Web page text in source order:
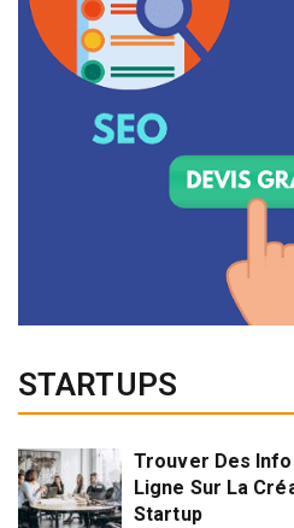
STARTUPS
Trouver Des
Ligne Sur La
Startup